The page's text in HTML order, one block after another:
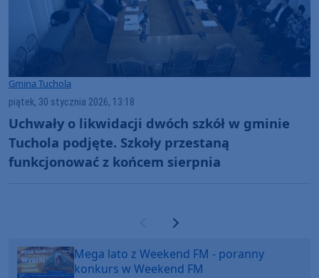
Gmina Tuchola
piątek, 30 stycznia 2026, 13:18
Uchwały o likwidacji dwóch szkół w gminie
Tuchola podjęte. Szkoły przestaną
funkcjonować z końcem sierpnia
Poprzednia strona
Następna strona
Mega lato z Weekend FM - poranny
konkurs w Weekend FM